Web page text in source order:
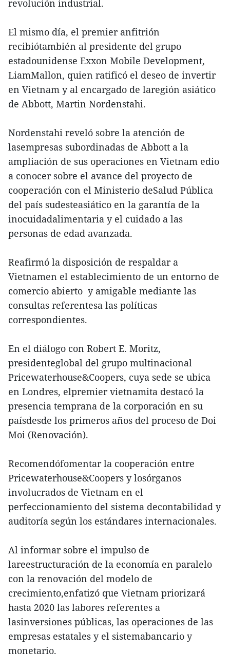
revolución industrial.
El mismo día, el premier anfitrión
recibiótambién al presidente del grupo
estadounidense Exxon Mobile Development,
LiamMallon, quien ratificó el deseo de invertir
en Vietnam y al encargado de laregión asiático
de Abbott, Martin Nordenstahi.
Nordenstahi reveló sobre la atención de
lasempresas subordinadas de Abbott a la
ampliación de sus operaciones en Vietnam edio
a conocer sobre el avance del proyecto de
cooperación con el Ministerio deSalud Pública
del país sudesteasiático en la garantía de la
inocuidadalimentaria y el cuidado a las
personas de edad avanzada.
Reafirmó la disposición de respaldar a
Vietnamen el establecimiento de un entorno de
comercio abierto y amigable mediante las
consultas referentesa las políticas
correspondientes.
En el diálogo con Robert E. Moritz,
presidenteglobal del grupo multinacional
Pricewaterhouse&Coopers, cuya sede se ubica
en Londres, elpremier vietnamita destacó la
presencia temprana de la corporación en su
paísdesde los primeros años del proceso de Doi
Moi (Renovación).
Recomendófomentar la cooperación entre
Pricewaterhouse&Coopers y losórganos
involucrados de Vietnam en el
perfeccionamiento del sistema decontabilidad y
auditoría según los estándares internacionales.
Al informar sobre el impulso de
lareestructuración de la economía en paralelo
con la renovación del modelo de
crecimiento,enfatizó que Vietnam priorizará
hasta 2020 las labores referentes a
lasinversiones públicas, las operaciones de las
empresas estatales y el sistemabancario y
monetario.